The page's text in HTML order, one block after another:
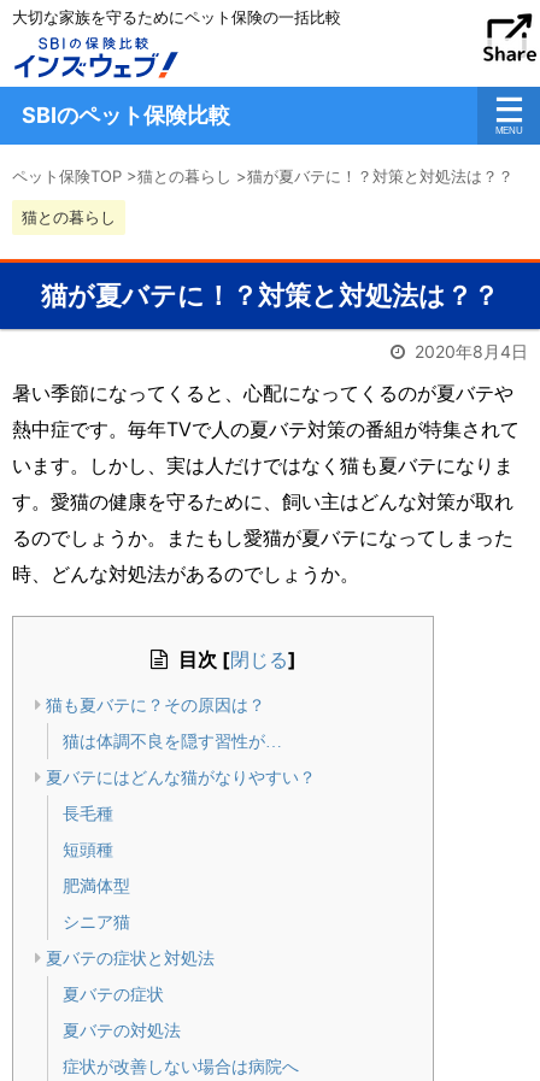
大切な家族を守るためにペット保険の一括比較
SBIのペット保険比較
ペット保険TOP >猫との暮らし >猫が夏バテに！？対策と対処法は？？
猫との暮らし
猫が夏バテに！？対策と対処法は？？
2020年8月4日
暑い季節になってくると、心配になってくるのが夏バテや
熱中症です。毎年TVで人の夏バテ対策の番組が特集されて
います。しかし、実は人だけではなく猫も夏バテになりま
す。愛猫の健康を守るために、飼い主はどんな対策が取れ
るのでしょうか。またもし愛猫が夏バテになってしまった
時、どんな対処法があるのでしょうか。
目次 [閉じる]
猫も夏バテに？その原因は？
猫は体調不良を隠す習性が…
夏バテにはどんな猫がなりやすい？
長毛種
短頭種
肥満体型
シニア猫
夏バテの症状と対処法
夏バテの症状
夏バテの対処法
症状が改善しない場合は病院へ